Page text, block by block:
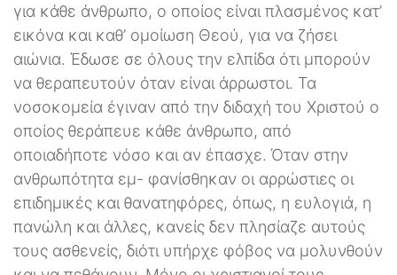
για κάθε άνθρωπο, ο οποίος είναι πλασμένος κατ’
εικόνα και καθ’ ομοίωση Θεού, για να ζήσει
αιώνια. Έδωσε σε όλους την ελπίδα ότι μπορούν
να θεραπευτούν όταν είναι άρρωστοι. Τα
νοσοκομεία έγιναν από την διδαχή του Χριστού ο
οποίος θεράπευε κάθε άνθρωπο, από
οποιαδήποτε νόσο και αν έπασχε. Όταν στην
ανθρωπότητα εμ- φανίσθηκαν οι αρρώστιες οι
επιδημικές και θανατηφόρες, όπως, η ευλογιά, η
πανώλη και άλλες, κανείς δεν πλησίαζε αυτούς
τους ασθενείς, διότι υπήρχε φόβος να μολυνθούν